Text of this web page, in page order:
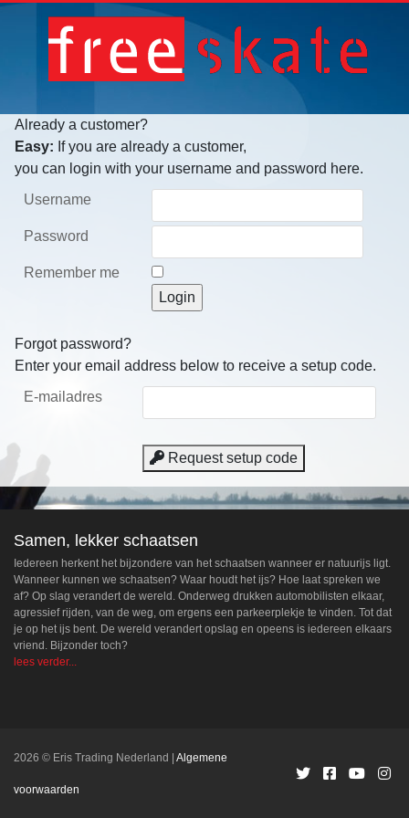
Already a customer?
Easy: If you are already a customer,
you can login with your username and password here.
Username
Password
Remember me
Forgot password?
Enter your email address below to receive a setup code.
E-mailadres
Request setup code
Samen, lekker schaatsen
Iedereen herkent het bijzondere van het schaatsen wanneer er natuurijs ligt.
Wanneer kunnen we schaatsen? Waar houdt het ijs? Hoe laat spreken we
af? Op slag verandert de wereld. Onderweg drukken automobilisten elkaar,
agressief rijden, van de weg, om ergens een parkeerplekje te vinden. Tot dat
je op het ijs bent. De wereld verandert opslag en opeens is iedereen elkaars
vriend. Bijzonder toch?
lees verder...
2026 © Eris Trading Nederland Algemene
voorwaarden